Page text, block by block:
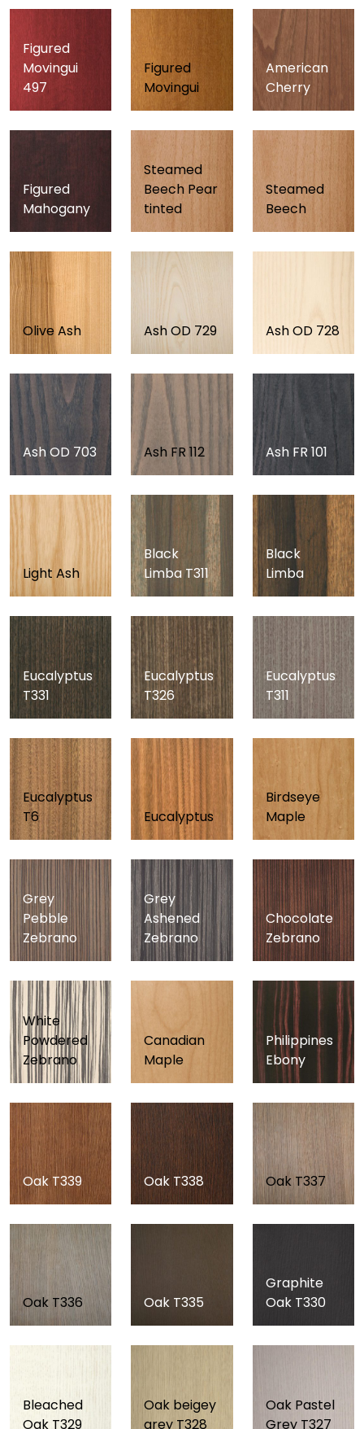
Figured
Movingui
497
Figured
Movingui
American
Cherry
Figured
Mahogany
Steamed
Beech Pear
tinted
Steamed
Beech
Olive Ash Ash OD 729 Ash OD 728
Ash OD 703 Ash FR 112 Ash FR 101
Light Ash
Black
Limba T311
Black
Limba
Eucalyptus
T331
Eucalyptus
T326
Eucalyptus
T311
Eucalyptus
T6
Eucalyptus
Birdseye
Maple
Grey
Pebble
Zebrano
Grey
Ashened
Zebrano
Chocolate
Zebrano
White
Powdered
Zebrano
Canadian
Maple
Philippines
Ebony
Oak T339 Oak T338 Oak T337
Oak T336 Oak T335
Graphite
Oak T330
Bleached
Oak T329
Oak beigey
grey T328
Oak Pastel
Grey T327